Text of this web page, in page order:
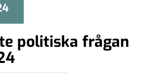
politiska frågan